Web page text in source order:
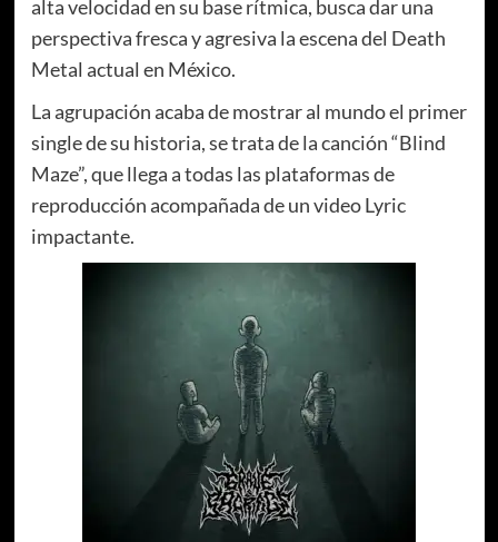
alta velocidad en su base rítmica, busca dar una
perspectiva fresca y agresiva la escena del Death
Metal actual en México.
La agrupación acaba de mostrar al mundo el primer
single de su historia, se trata de la canción “Blind
Maze”, que llega a todas las plataformas de
reproducción acompañada de un video Lyric
impactante.